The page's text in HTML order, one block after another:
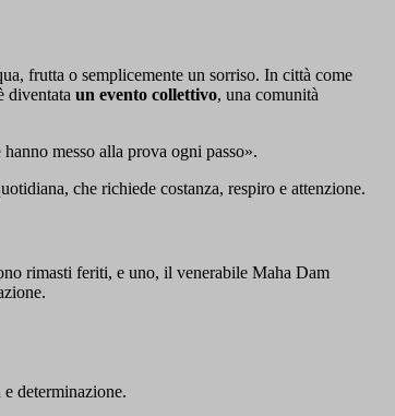
frutta o semplicemente un sorriso. In città come
diventata un evento collettivo, una comunità
messo alla prova ogni passo».
che richiede costanza, respiro e attenzione.
rimasti feriti, e uno, il venerabile Maha Dam
determinazione.